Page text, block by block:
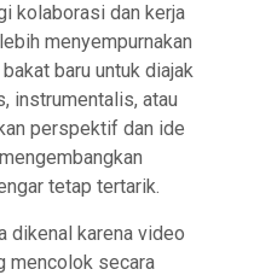
kolaborasi dan kerja
menyempurnakan
baru untuk diajak
instrumentalis, atau
perspektif dan ide
tetap tertarik.
dikenal karena video
mencolok secara